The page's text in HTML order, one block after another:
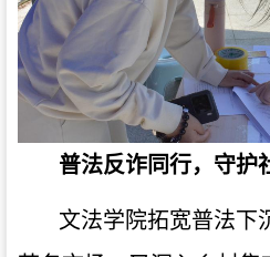
普法反诈同行，守护
文法学院拓宽普法下